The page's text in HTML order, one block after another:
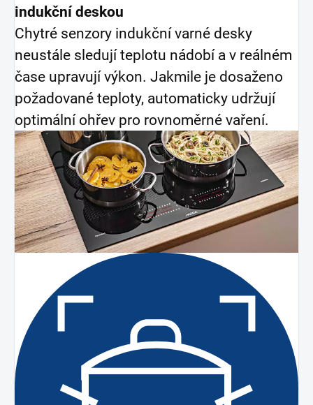
indukční deskou
Chytré senzory indukční varné desky
neustále sledují teplotu nádobí a v reálném
čase upravují výkon. Jakmile je dosaženo
požadované teploty, automaticky udržují
optimální ohřev pro rovnoměrné vaření.